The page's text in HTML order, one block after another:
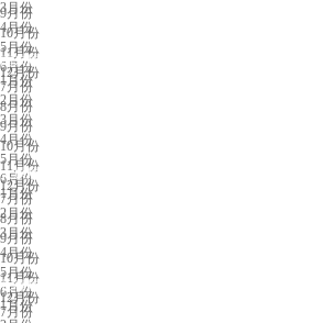
9月份
10月份
11月份
12月份
3月份
4月份
5月份
6月份
7月份
8月份
9月份
10月份
11月份
12月份
南京展会排期
1月份
2月份
3月份
4月份
5月份
6月份
7月份
8月份
9月份
10月份
11月份
12月份
太原展会排期
1月份
2月份
3月份
4月份
5月份
6月份
7月份
长春展会排期
1月份